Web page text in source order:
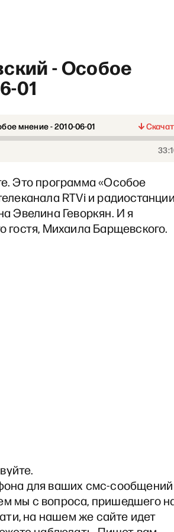
- Особое
01
мнение - 2010-06-01
Это программа «Особое
RTVi и радиостанции
Эвелина Геворкян. И я
гостя, Михаила Барщевского.
для ваших смс-сообщений
мы с вопроса, пришедшего
на нашем же сайте идет